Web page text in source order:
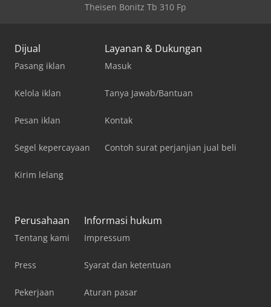
Theisen Bonitz Tb 310 Fp
Dijual
Pasang iklan
Kelola iklan
Pesan iklan
Segel kepercayaan
Kirim lelang
Layanan & Dukungan
Masuk
Tanya Jawab/Bantuan
Kontak
Contoh surat perjanjian jual beli
Perusahaan
Tentang kami
Press
Pekerjaan
Informasi hukum
Impressum
Syarat dan ketentuan
Aturan pasar